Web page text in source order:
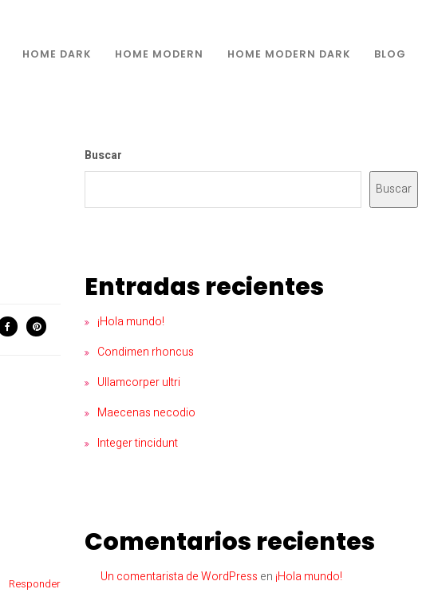
HOME DARK HOME MODERN HOME MODERN DARK BLOG
Responder
Buscar
Buscar
Entradas recientes
¡Hola mundo!
Condimen rhoncus
Ullamcorper ultri
Maecenas necodio
Integer tincidunt
Comentarios recientes
Un comentarista de WordPress en ¡Hola mundo!